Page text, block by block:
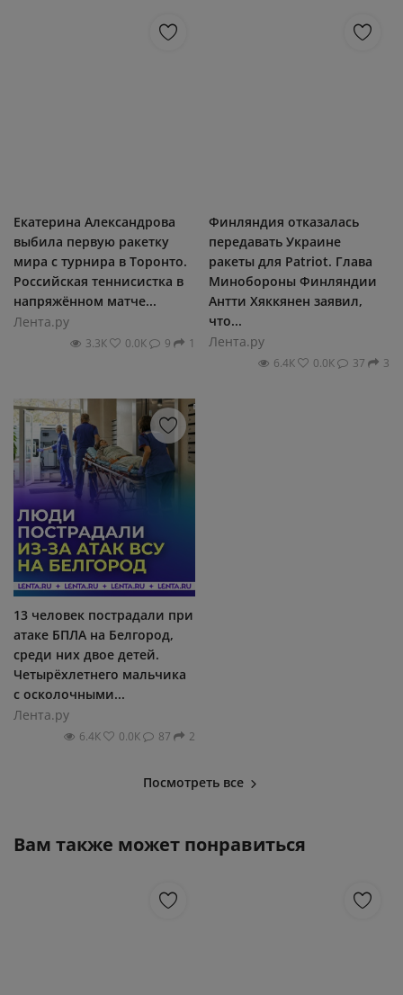
Екатерина Александрова
выбила первую ракетку
мира с турнира в Торонто.
Российская теннисистка в
напряжённом матче...
Лента.ру
3.3К 0.0К 9 1
Финляндия отказалась
передавать Украине
ракеты для Patriot. Глава
Минобороны Финляндии
Антти Хяккянен заявил,
что...
Лента.ру
6.4К 0.0К 37 3
13 человек пострадали при
атаке БПЛА на Белгород,
среди них двое детей.
Четырёхлетнего мальчика
с осколочными...
Лента.ру
6.4К 0.0К 87 2
Посмотреть все
Вам также может понравиться